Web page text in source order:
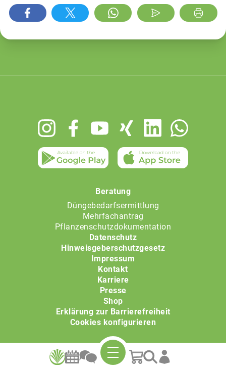
Beratung
Düngebedarfsermittlung
Mehrfachantrag
Pflanzenschutzdokumentation
Datenschutz
Hinweisgeberschutzgesetz
Impressum
Kontakt
Karriere
Presse
Shop
Erklärung zur Barrierefreiheit
Cookies konfigurieren